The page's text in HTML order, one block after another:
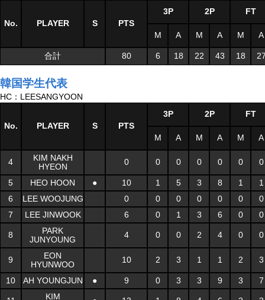
No. PLAYER S PTS
3P 2P FT
M A M A M A
合計 80 6 18 22 43 18
韓国学生代表
HC：LEESANGYOON
No. PLAYER S PTS
3P 2P FT
M A M A M A
4
KIM NAKH
HYEON
0 0 0 0 0 0 0
5 HEO HOON ● 10 1 5 3 8 1
1
6
LEE WOOJUNG 0 0 0 0 0 0
0
7
LEE JINWOOK 6 0 1 3 6 0 0
8
PARK
JUNYOUNG
4 0 0 2 4 0 0
9
EON
HYUNWOO
10 2 3 1 1 2 3
10 AH YOUNGJUN ● 9 0 3 3 9 3 7
KIM